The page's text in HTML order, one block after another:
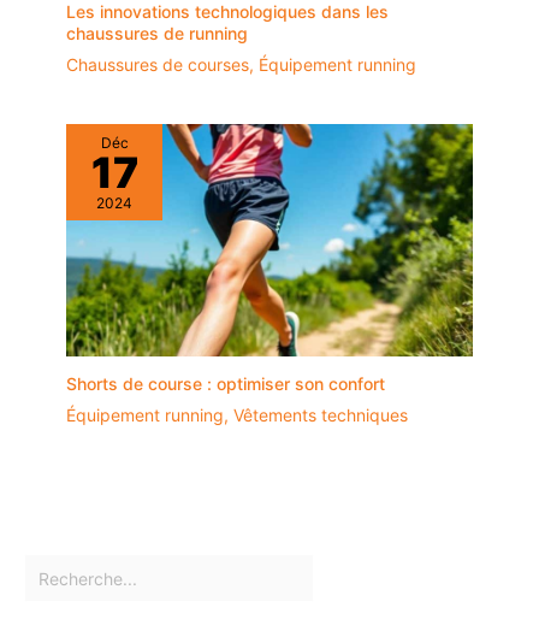
Les innovations technologiques dans les
chaussures de running
Chaussures de courses, Équipement running
Déc
17
2024
Shorts de course : optimiser son confort
Équipement running, Vêtements techniques